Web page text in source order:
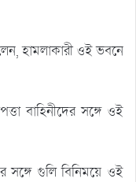
হামলাকারী ওই ভবনে
বাহিনীদের সঙ্গে ওই
সঙ্গে গুলি বিনিময়ে ওই